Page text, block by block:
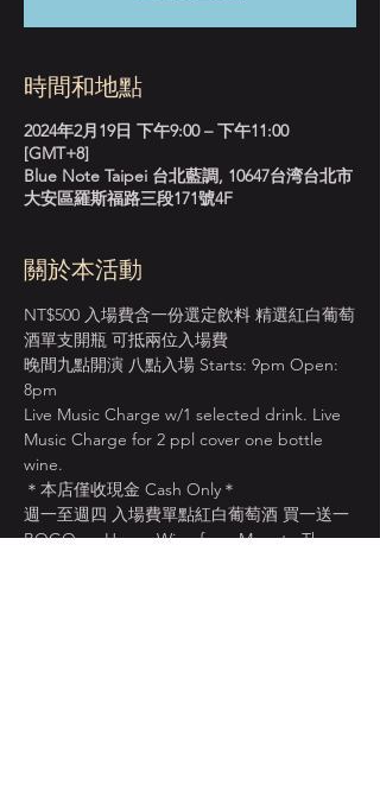
時間和地點
2024年2月19日 下午9:00 – 下午11:00
[GMT+8]
Blue Note Taipei 台北藍調, 10647台湾台北市
大安區羅斯福路三段171號4F
關於本活動
NT$500 入場費含一份選定飲料 精選紅白葡萄
酒單支開瓶 可抵兩位入場費
晚間九點開演 八點入場 Starts: 9pm Open:
8pm
Live Music Charge w/1 selected drink. Live
Music Charge for 2 ppl cover one bottle
wine.
＊本店僅收現金 Cash Only＊
週一至週四 入場費單點紅白葡萄酒 買一送一
BOGO on House Wine from Mon. to Thur.